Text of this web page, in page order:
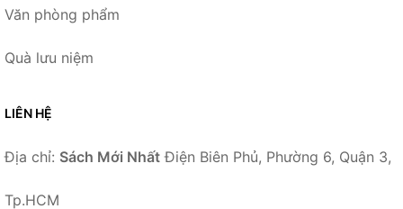
Văn phòng phẩm
Quà lưu niệm
LIÊN HỆ
Địa chỉ: Sách Mới Nhất Điện Biên Phủ, Phường 6, Quận 3,
Tp.HCM